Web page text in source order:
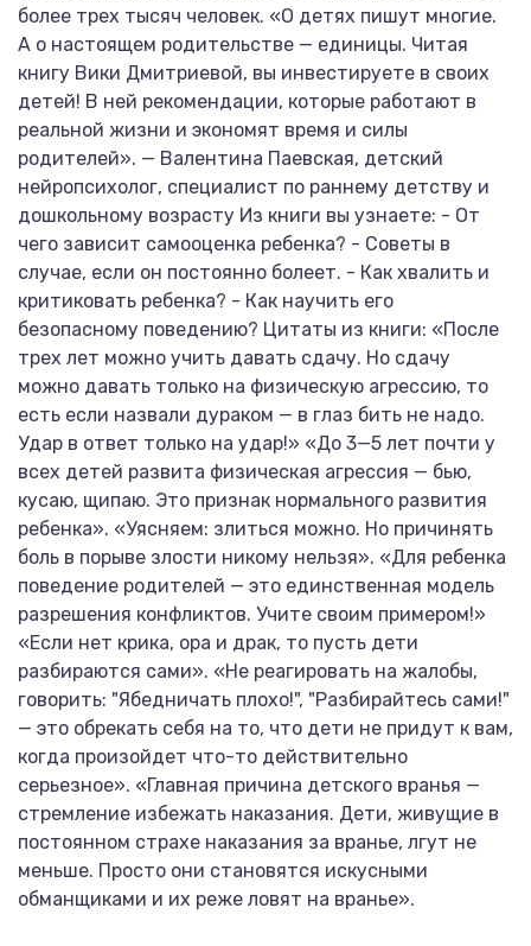
более трех тысяч человек. «О детях пишут многие.
А о настоящем родительстве — единицы. Читая
книгу Вики Дмитриевой, вы инвестируете в своих
детей! В ней рекомендации, которые работают в
реальной жизни и экономят время и силы
родителей». — Валентина Паевская, детский
нейропсихолог, специалист по раннему детству и
дошкольному возрасту Из книги вы узнаете: - От
чего зависит самооценка ребенка? - Советы в
случае, если он постоянно болеет. - Как хвалить и
критиковать ребенка? - Как научить его
безопасному поведению? Цитаты из книги: «После
трех лет можно учить давать сдачу. Но сдачу
можно давать только на физическую агрессию, то
есть если назвали дураком — в глаз бить не надо.
Удар в ответ только на удар!» «До 3—5 лет почти у
всех детей развита физическая агрессия — бью,
кусаю, щипаю. Это признак нормального развития
ребенка». «Уясняем: злиться можно. Но причинять
боль в порыве злости никому нельзя». «Для ребенка
поведение родителей — это единственная модель
разрешения конфликтов. Учите своим примером!»
«Если нет крика, ора и драк, то пусть дети
разбираются сами». «Не реагировать на жалобы,
говорить: "Ябедничать плохо!", "Разбирайтесь сами!"
— это обрекать себя на то, что дети не придут к вам,
когда произойдет что-то действительно
серьезное». «Главная причина детского вранья —
стремление избежать наказания. Дети, живущие в
постоянном страхе наказания за вранье, лгут не
меньше. Просто они становятся искусными
обманщиками и их реже ловят на вранье».